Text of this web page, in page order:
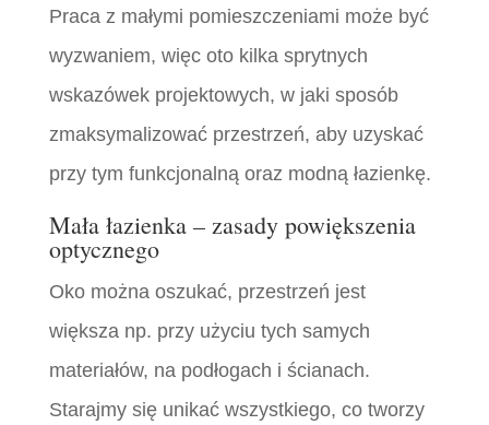
Praca z małymi pomieszczeniami może być
wyzwaniem, więc oto kilka sprytnych
wskazówek projektowych, w jaki sposób
zmaksymalizować przestrzeń, aby uzyskać
przy tym funkcjonalną oraz modną łazienkę.
Mała łazienka – zasady powiększenia
optycznego
Oko można oszukać, przestrzeń jest
większa np. przy użyciu tych samych
materiałów, na podłogach i ścianach.
Starajmy się unikać wszystkiego, co tworzy